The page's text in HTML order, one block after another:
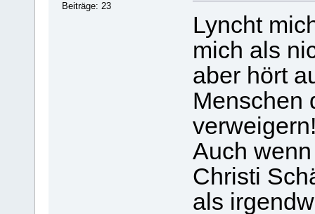
Beiträge: 23
Lyncht
mich als
aber hört
Menschen
Auch
Christi
als